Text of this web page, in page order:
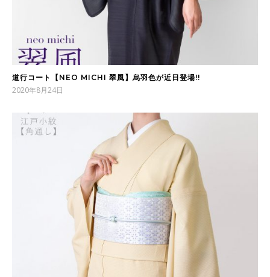
道行コート【NEO MICHI 翠風】烏羽色が近日登場!!
2020年8月24日